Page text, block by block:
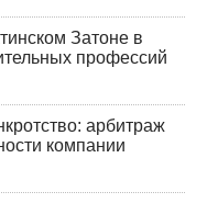
Затоне в
профессий
арбитраж
компании